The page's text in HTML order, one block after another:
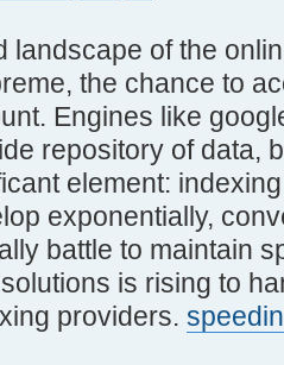
landscape of the
the chance to
Engines like
repository of data,
element:
exponentially,
battle to maintain
is rising to
providers.